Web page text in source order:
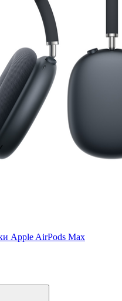
Apple AirPods Max